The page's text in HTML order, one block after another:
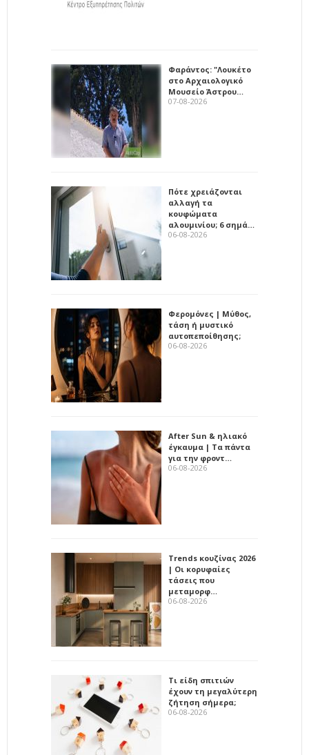
Φαράντος: "Λουκέτο
στο Αρχαιολογικό
Μουσείο Άστρου…
07-08-2026
Πότε χρειάζονται
αλλαγή τα
κουφώματα
αλουμινίου; 6 σημά…
06-08-2026
Φερομόνες | Μύθος,
τάση ή μυστικό
αυτοπεποίθησης;
06-08-2026
After Sun & ηλιακό
έγκαυμα | Τα πάντα
για την φροντ…
06-08-2026
Trends κουζίνας 2026
| Οι κορυφαίες
τάσεις που
μεταμορφ…
06-08-2026
Τι είδη σπιτιών
έχουν τη μεγαλύτερη
ζήτηση σήμερα;
06-08-2026